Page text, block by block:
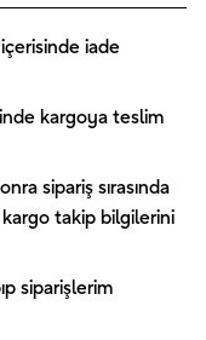
iade
kargoya teslim
sipariş sırasında
takip bilgilerini
siparişlerim